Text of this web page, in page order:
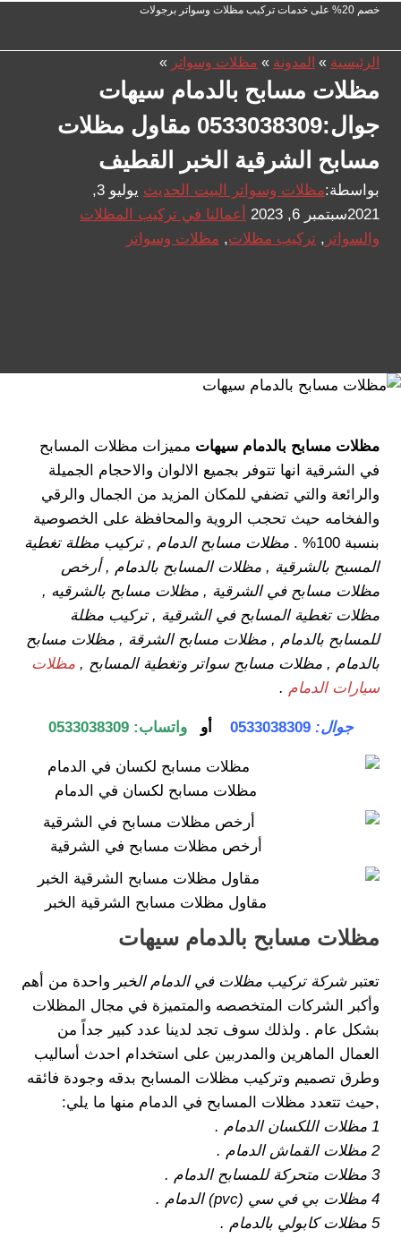
خصم 20% على خدمات تركيب مظلات وسواتر برجولات
الرئيسية » المدونة » مظلات وسواتر »
مظلات مسابح بالدمام سيهات
جوال:0533038309 مقاول مظلات
مسابح الشرقية الخبر القطيف
بواسطة:مظلات وسواتر البيت الحديث
يوليو 3,
2021سبتمبر 6, 2023
أعمالنا في تركيب المظلات
والسواتر , تركيب مظلات, مظلات وسواتر
مظلات مسابح بالدمام سيهات مميزات مظلات المسابح
في الشرقية انها تتوفر بجميع الالوان والاحجام الجميلة
والرائعة والتي تضفي للمكان المزيد من الجمال والرقي
والفخامه حيث تحجب الروية والمحافظة على الخصوصية
بنسبة 100% .
مظلات مسابح الدمام , تركيب مظلة تغطية
المسبح بالشرقية , مظلات المسابح بالدمام , أرخص
مظلات مسابح في الشرقية , مظلات مسابح بالشرقيه ,
مظلات تغطية المسابح في الشرقية , تركيب مظلة
للمسابح بالدمام , مظلات مسابح الشرقة , مظلات مسابح
بالدمام , مظلات مسابح سواتر وتغطية المسابح , مظلات
سيارات الدمام .
جوال: 0533038309 أوواتساب:0533038309
مظلات مسابح لكسان في الدمام
أرخص مظلات مسابح في الشرقية
مقاول مظلات مسابح الشرقية الخبر
مظلات مسابح بالدمام سيهات
تعتبرشركة تركيب مظلات في الدمام الخبر واحدة من أهم
وأكبر الشركات المتخصصه والمتميزة في مجال المظلات
بشكل عام . ولذلك سوف تجد لدينا عدد كبير جداً من
العمال الماهرين والمدربين على استخدام احدث أساليب
وطرق تصميم وتركيب مظلات المسابح بدقه وجودة فائقه
,حيث تتعدد مظلات المسابح في الدمام منها ما يلي:
1 مظلات اللكسان الدمام .
2 مظلات القماش الدمام .
3 مظلات متحركة للمسابح الدمام .
4 مظلات بي في سي (pvc) الدمام .
5 مظلات كابولي بالدمام .